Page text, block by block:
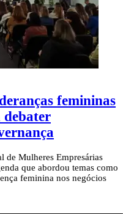
femininas
debater
de Mulheres Empresárias
que abordou temas como
feminina nos negócios